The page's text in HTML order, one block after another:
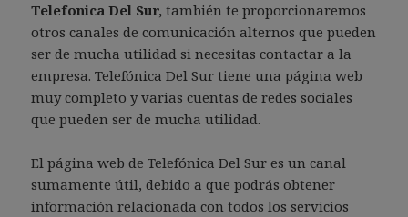
Telefonica Del Sur, también te proporcionaremos
otros canales de comunicación alternos que pueden
ser de mucha utilidad si necesitas contactar a la
empresa. Telefónica Del Sur tiene una página web
muy completo y varias cuentas de redes sociales
que pueden ser de mucha utilidad.
El página web de Telefónica Del Sur es un canal
sumamente útil, debido a que podrás obtener
información relacionada con todos los servicios